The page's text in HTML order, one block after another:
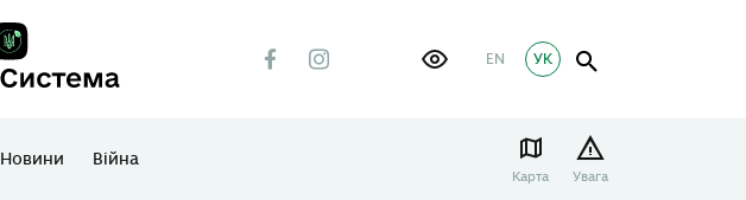
УК
EN
Новини Війна
Карта Увага